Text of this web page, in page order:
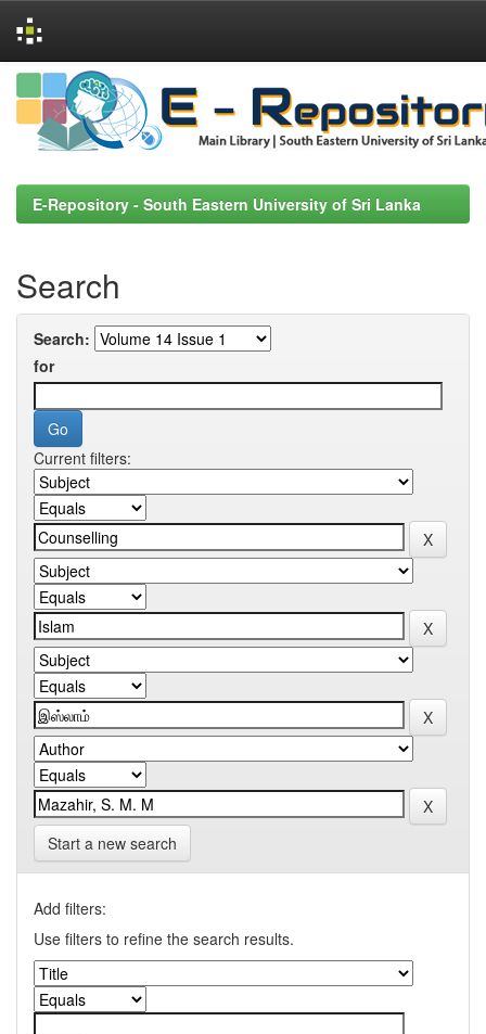
Skip
navigation
E-Repository - South Eastern University of Sri Lanka
Search
Search:
for
Current filters:
Start a new search
Add filters:
Use filters to refine the search results.